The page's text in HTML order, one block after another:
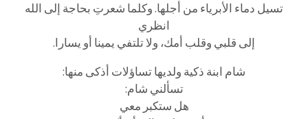
تسيل دماء الأبرياء من أجلها. وكلما شعرتِ بحاجة إلى الله
انظري
إلى قلبي وقلب أمك، ولا تلتفي يمينا أو يسارا.
شام ابنة ذكية ولديها تساؤلات أذكى منها:
تسألني شام:
هل ستكبر معي